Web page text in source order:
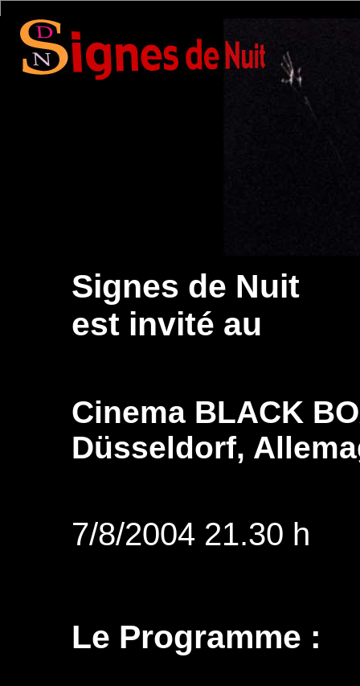
Signes de Nuit
est invité au
Cinema BLACK
Düsseldorf,
7/8/2004 21.30 h
Le Programme :